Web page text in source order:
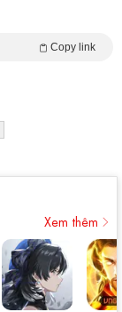
Copy link
Xem thêm